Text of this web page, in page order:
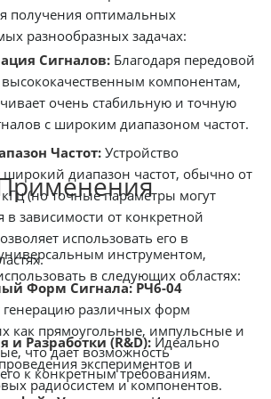
получения оптимальных
разнообразных задачах:
Сигналов: Благодаря передовой
высококачественным компонентам,
очень стабильную и точную
с широким диапазоном частот.
Частот: Устройство
диапазон частот, обычно от
(но точные параметры могут
в зависимости от конкретной
использовать его в
Форм Сигнала: РЧ6-04
генерацию различных форм
как прямоугольные, импульсные и
что дает возможность
к конкретным требованиям.
инструментом,
в следующих областях:
и Разработки (R&D): Идеально
экспериментов и
радиосистем и компонентов.